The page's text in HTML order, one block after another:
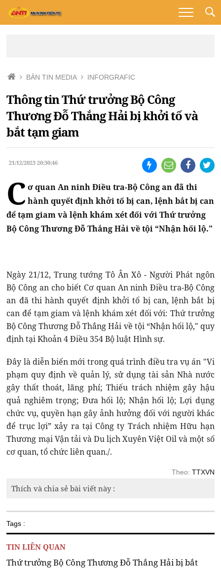
BẢN TIN MEDIA INFORGRAFIC
Thông tin Thứ trưởng Bộ Công
Thương Đỗ Thắng Hải bị khởi tố và
bắt tạm giam
21/12/2023 20:30:46
C ơ quan An ninh Điều tra-Bộ Công an đã thi
hành quyết định khởi tố bị can, lệnh bắt bị can
để tạm giam và lệnh khám xét đối với Thứ trưởng
Bộ Công Thương Đỗ Thắng Hải về tội “Nhận hối lộ."
Ngày 21/12, Trung tướng Tô Ân Xô - Người Phát ngôn
Bộ Công an cho biết Cơ quan An ninh Điều tra-Bộ Công
an đã thi hành quyết định khởi tố bị can, lệnh bắt bị
can để tạm giam và lệnh khám xét đối với: Thứ trưởng
Bộ Công Thương Đỗ Thắng Hải về tội “Nhận hối lộ," quy
định tại Khoản 4 Điều 354 Bộ luật Hình sự.
Đây là diễn biến mới trong quá trình điều tra vụ án "Vi
phạm quy định về quản lý, sử dụng tài sản Nhà nước
gây thất thoát, lãng phí; Thiếu trách nhiệm gây hậu
quả nghiêm trọng; Đưa hối lộ; Nhận hối lộ; Lợi dụng
chức vụ, quyền hạn gây ảnh hưởng đối với người khác
để trục lợi” xảy ra tại Công ty Trách nhiệm Hữu hạn
Thương mại Vận tải và Du lịch Xuyên Việt Oil và một số
cơ quan, tổ chức liên quan./.
Theo: TTXVN
Thích và chia sẻ bài viết này :
Tags :
TIN LIÊN QUAN
Thứ trưởng Bộ Công Thương Đỗ Thắng Hải bị bắt